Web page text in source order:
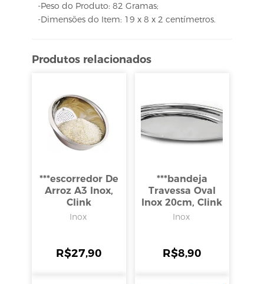
-Peso do Produto: 82 Gramas;
-Dimensões do Item: 19 x 8 x 2 centímetros.
Produtos relacionados
***escorredor De
Arroz A3 Inox,
Clink
Inox
R$27,90
***bandeja
Travessa Oval
Inox 20cm, Clink
Inox
R$8,90